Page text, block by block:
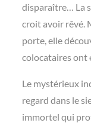
disparaître… La
croit avoir rêvé.
porte, elle
colocataires ont
Le mystérieux
regard dans le
immortel qui